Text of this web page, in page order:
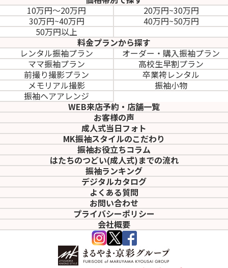
10万円～20万円
20万円~30万円
30万円~40万円
40万円~50万円
50万円以上
料金プランから探す
レンタル振袖プラン
オーダー・購入振袖プラン
ママ振袖プラン
高校生早割プラン
前撮り撮影プラン
卒業袴レンタル
メモリアル撮影
振袖小物
振袖ヘアアレンジ
WEB来店予約・店舗一覧
お客様の声
成人式当日フォト
MK振袖スタイルのこだわり
振袖お役立ちコラム
はたちのつどい(成人式)までの流れ
振袖ランキング
デジタルカタログ
よくある質問
お問い合わせ
プライバシーポリシー
会社概要